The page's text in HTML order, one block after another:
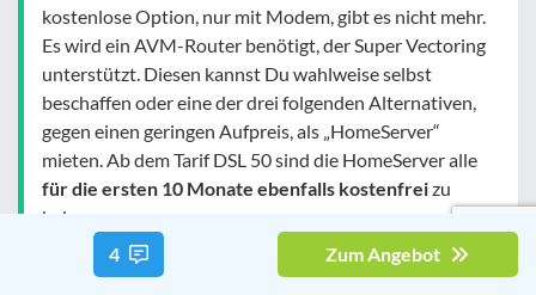
kostenlose Option, nur mit Modem, gibt es nicht mehr.
Es wird ein AVM-Router benötigt, der Super Vectoring
unterstützt. Diesen kannst Du wahlweise selbst
beschaffen oder eine der drei folgenden Alternativen,
gegen einen geringen Aufpreis, als „HomeServer“
mieten. Ab dem Tarif DSL 50 sind die HomeServer alle
für die ersten 10 Monate ebenfalls kostenfreizu
bekommen:
1&1 DSL-Modem
4 Zum Angebot